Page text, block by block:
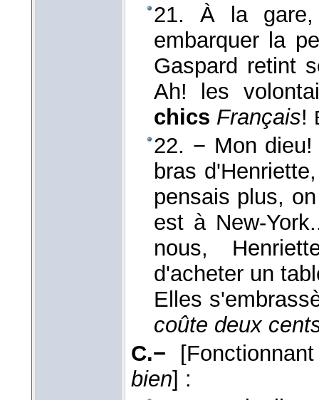
21. À la gare,
embarquer la
Gaspard retint
Ah! les
chics Français!
22. − Mon
bras
pensais plus,
est à New-
nous,
d'acheter un
Elles
coûte deux
C.−
bien] :